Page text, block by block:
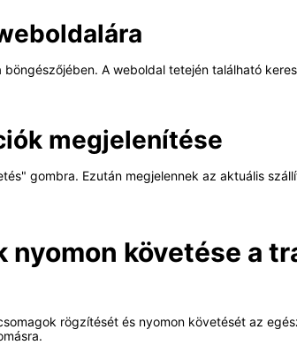
A weboldal tetején található
megjelenítése
gombra. Ezután megjelennek az aktuális
nyomon követése a
rögzítését és nyomon követését az